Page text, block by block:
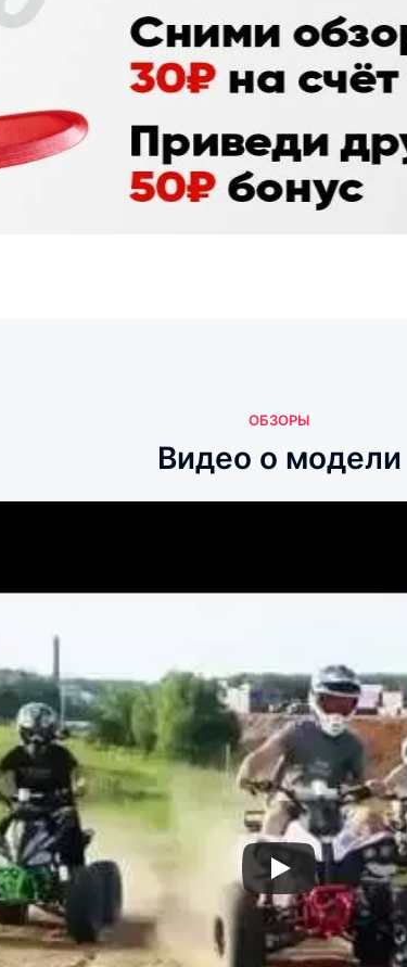
ОБЗОРЫ
Видео о модели